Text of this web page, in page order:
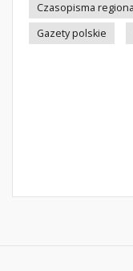
Czasopisma
Gazety polskie